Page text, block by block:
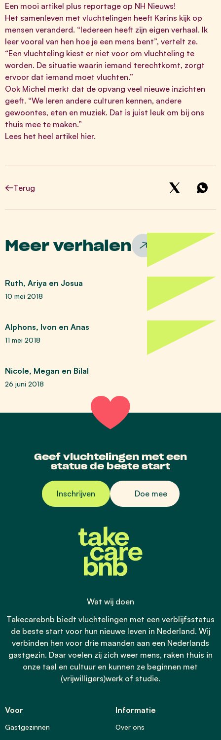
Een mooi artikel plus reportage op NH Nieuws!
Het samenleven met vluchtelingen heeft Karins kijk op
mensen veranderd. “Iedereen heeft zijn eigen verhaal. Ik
leer vooral van hen hoe je een mens bent”, vertelt ze.
“Een vluchteling kiest er niet voor om vluchteling te
worden. De situatie waarin iemand terechtkomt, zorgt
ervoor dat iemand moet vluchten.”
Ook Michel merkt dat de opvang veel nieuwe inzichten
geeft. “We leren andere culturen kennen, andere
gewoontes, eten en muziek. Dat is juist leuk om bij ons
thuis mee te maken.”
Lees het heel artikel hier.
Terug
Meer verhalen
Ruth, Ariya en Josua
10 mei 2018
Alphons, Ivon en Anas
11 mei 2018
Nicole, Megan en Bilal
26 juni 2018
Geef vluchtelingen met een
status de beste start
Inschrijven Doe mee
Wat wij doen
Takecarebnb biedt vluchtelingen met een verblijfsstatus
de beste start voor hun nieuwe leven in Nederland. Wij
verbinden hen voor drie maanden aan een Nederlands
gastgezin. Daar voelen zij zich weer mens, raken thuis in
onze taal en cultuur en kunnen ze beginnen met
(vrijwilligers)werk of studie.
Voor
Gastgezinnen
Informatie
Over ons